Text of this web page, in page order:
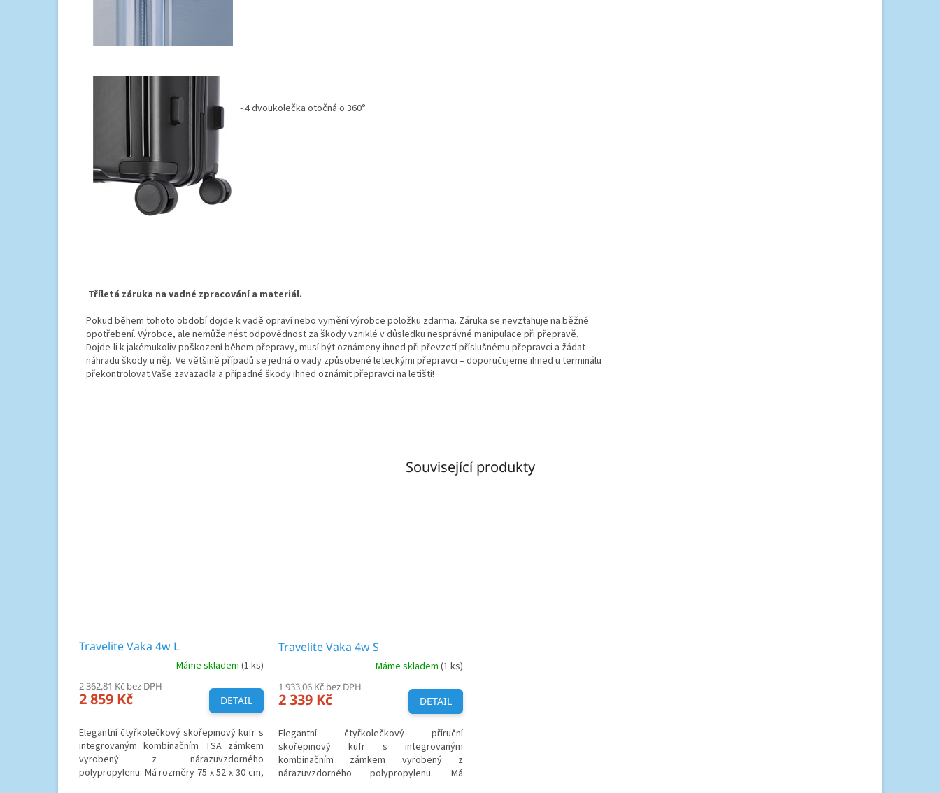
Související produkty
Travelite Vaka 4w L
Máme skladem (1 ks)
2 362,81 Kč bez DPH
2 859 Kč DETAIL
Elegantní čtyřkolečkový skořepinový kufr s
integrovaným kombinačním TSA zámkem
vyrobený z nárazuvzdorného
polypropylenu. Má rozměry 75 x 52 x 30 cm,
Travelite Vaka 4w S
Máme skladem (1 ks)
1 933,06 Kč bez DPH
2 339 Kč DETAIL
Elegantní čtyřkolečkový příruční
skořepinový kufr s integrovaným
kombinačním zámkem vyrobený z
nárazuvzdorného polypropylenu. Má
- 4 dvoukolečka otočná o 360°
Tříletá záruka na vadné zpracování a materiál.
Pokud během tohoto období dojde k vadě opraví nebo vymění výrobce položku zdarma. Záruka se nevztahuje na běžné
opotřebení. Výrobce, ale nemůže nést odpovědnost za škody vzniklé v důsledku nesprávné manipulace při přepravě.
Dojde-li k jakémukoliv poškození během přepravy, musí být oznámeny ihned při převzetí příslušnému přepravci a žádat
náhradu škody u něj. Ve většině případů se jedná o vady způsobené leteckými přepravci – doporučujeme ihned u terminálu
překontrolovat Vaše zavazadla a případné škody ihned oznámit přepravci na letišti!